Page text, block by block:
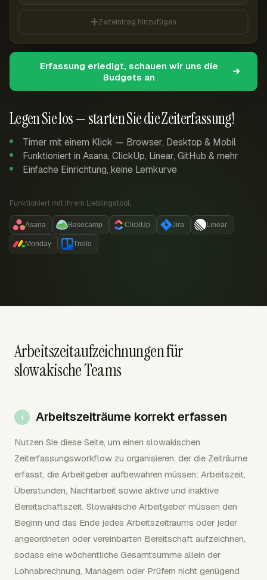
Legen Sie los — starten Sie die Zeiterfassung!
Timer mit einem Klick — Browser, Desktop & Mobil
Funktioniert in Asana, ClickUp, Linear, GitHub & mehr
Einfache Einrichtung, keine Lernkurve
Funktioniert mit Ihrem Lieblingstool:
Asana Basecamp ClickUp Jira Linear
Monday Trello
Zeiteintrag hinzufügen
Erfassung erledigt, schauen wir uns die
Budgets an
Arbeitszeitaufzeichnungen für
slowakische Teams
Arbeitszeiträume korrekt erfassen
Nutzen Sie diese Seite, um einen slowakischen
Zeiterfassungsworkflow zu organisieren, der die Zeiträume
erfasst, die Arbeitgeber aufbewahren müssen: Arbeitszeit,
Überstunden, Nachtarbeit sowie aktive und inaktive
Bereitschaftszeit. Slowakische Arbeitgeber müssen den
Beginn und das Ende jedes Arbeitszeitraums oder jeder
angeordneten oder vereinbarten Bereitschaft aufzeichnen,
sodass eine wöchentliche Gesamtsumme allein der
Lohnabrechnung, Managern oder Prüfern nicht genügend